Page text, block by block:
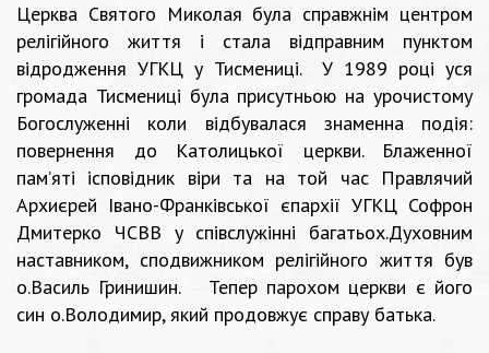
Церква Святого Миколая була справжнім центром
релігійного життя і стала відправним пунктом
відродження УГКЦ у Тисмениці. У 1989 році уся
громада Тисмениці була присутньою на урочистому
Богослуженні коли відбувалася знаменна подія:
повернення до Католицької церкви. Блаженної
пам’яті ісповідник віри та на той час Правлячий
Архиєрей Івано-Франківської єпархії УГКЦ Софрон
Дмитерко ЧСВВ у співслужінні багатьох.Духовним
наставником, сподвижником релігійного життя був
о.Василь Гринишин. Тепер парохом церкви є його
син о.Володимир, який продовжує справу батька.